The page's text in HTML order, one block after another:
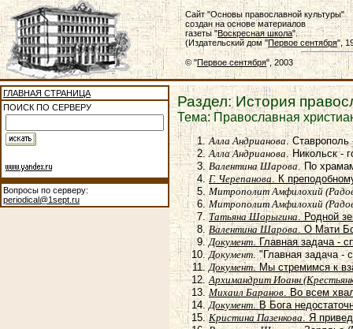
Сайт "Основы православной культуры"
создан на основе материалов
газеты "Воскресная школа".
(Издательский дом "Первое сентября",
© "Первое сентября", 2003
ГЛАВНАЯ СТРАНИЦА
ПОИСК ПО СЕРВЕРУ
Вопросы по серверу:
periodical@1sept.ru
Раздел: История
Тема: Православная
Алла Андрианова.
Алла Андрианова. Никольск -
Валентина Шарова. По
Г. Черепанова. К
Митрополит Амфилохий
Митрополит Амфилохий
Татьяна Шорыгина. Родной
Валентина Шарова. О Мати
Документ. Главная задача -
Документ. "Главная задача -
Документ. Мы стремимся к
Архимандрит Иоанн
Михаил Баранов. Во всем
Документ. В Бога
Кристина Пазенкова. Я